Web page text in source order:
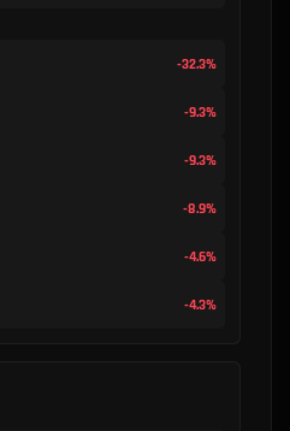
-32.3%
-9.3%
-9.3%
-8.9%
-4.6%
-4.3%